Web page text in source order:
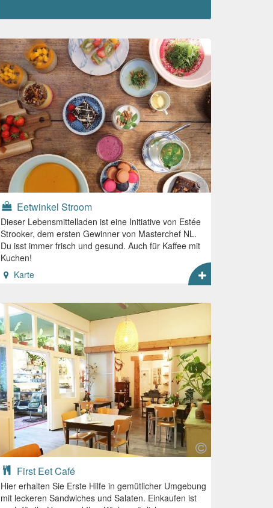
Eetwinkel Stroom
Dieser Lebensmittelladen ist eine Initiative von Estée
Strooker, dem ersten Gewinner von Masterchef NL.
Du isst immer frisch und gesund. Auch für Kaffee mit
Kuchen!
Karte
First Eet Café
Hier erhalten Sie Erste Hilfe in gemütlicher Umgebung
mit leckeren Sandwiches und Salaten. Einkaufen ist